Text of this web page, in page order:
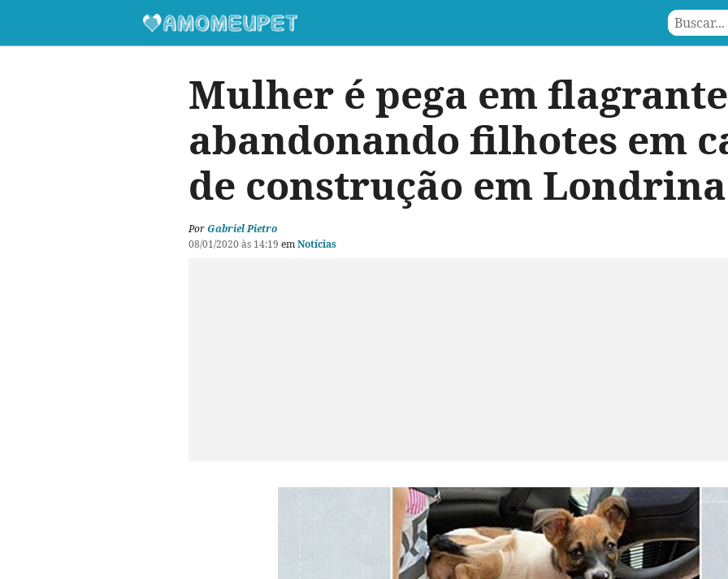
Mulher é pega em flagrante
abandonando filhotes em
de construção em
PorGabriel Pietro
08/01/2020 às 14:19 emNotícias